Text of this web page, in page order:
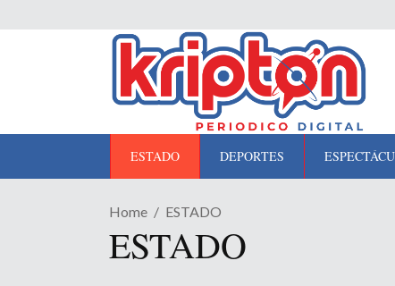
ESTADO DEPORTES
Home ESTADO
ESTADO